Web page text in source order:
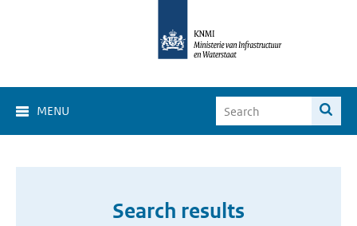
MENU
Search results